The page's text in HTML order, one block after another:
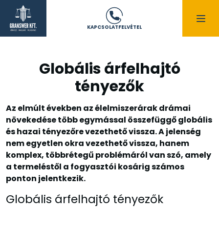
KAPCSOLATFELVÉTEL
Globális árfelhajtó
tényezők
Az elmúlt években az élelmiszerárak drámai
növekedése több egymással összefüggő globális
és hazai tényezőre vezethető vissza. A jelenség
nem egyetlen okra vezethető vissza, hanem
komplex, többrétegű problémáról van szó, amely
a termeléstől a fogyasztói kosárig számos
ponton jelentkezik.
Globális árfelhajtó tényezők